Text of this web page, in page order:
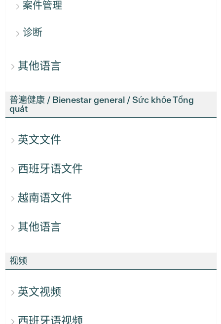
案件管理
诊断
其他语言
普遍健康 / Bienestar general / Sức khỏe Tổng
quát
英文文件
西班牙语文件
越南语文件
其他语言
视频
英文视频
西班牙语视频